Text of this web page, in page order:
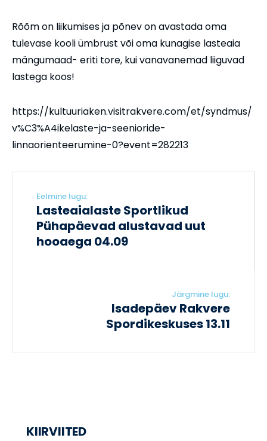
Rõõm on liikumises ja põnev on avastada oma
tulevase kooli ümbrust või oma kunagise lasteaia
mängumaad- eriti tore, kui vanavanemad liiguvad
lastega koos!
https://kultuuriaken.visitrakvere.com/et/syndmus/
v%C3%A4ikelaste-ja-seenioride-
linnaorienteerumine-0?event=282213
Eelmine lugu:
Lasteaialaste Sportlikud
Pühapäevad alustavad uut
hooaega 04.09
Järgmine lugu:
Isadepäev Rakvere
Spordikeskuses 13.11
KIIRVIITED